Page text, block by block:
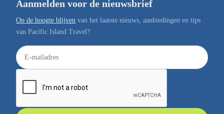
Aanmelden voor de nieuwsbrief
Op de hoogte blijven van het laatste nieuws, aanbiedingen en tips
van Pacific Island Travel?
E
-